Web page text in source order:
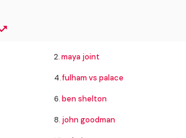
2.maya joint
4.fulham vs palace
6.ben shelton
8. john goodman